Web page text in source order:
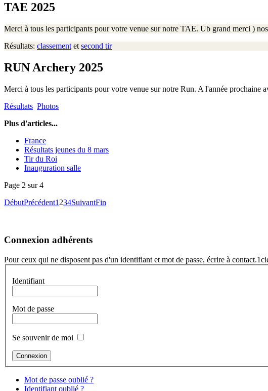
TAE 2025
Merci à tous les participants pour votre venue sur notre TAE. Ub grand merci )
Résultats: classement et second tir
RUN Archery 2025
Merci à tous les participants pour votre venue sur notre Run. A l'année prochaine
Résultats Photos
Plus d'articles...
France
Résultats jeunes du 8 mars
Tir du Roi
Inauguration salle
Page 2 sur 4
DébutPrécédent1 234SuivantFin
Connexion adhérents
Pour ceux qui ne disposent pas d'un identifiant et mot de passe, écrire à
Identifiant
Mot de passe
Se souvenir de moi
Mot de passe oublié ?
Identifiant oublié ?